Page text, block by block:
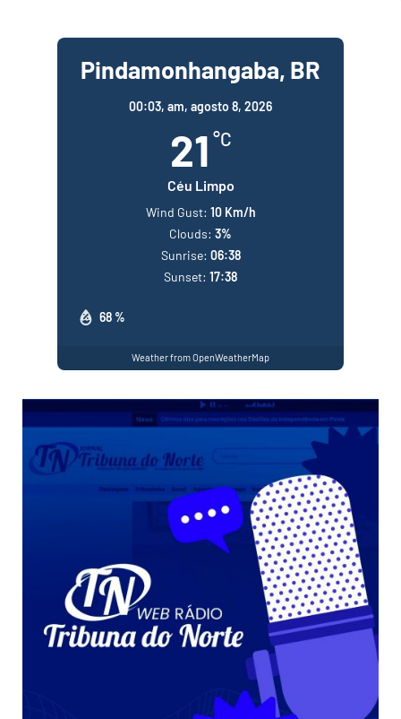
Pindamonhangaba, BR
00:03, am, agosto 8, 2026
21 °C
Céu Limpo
68 %
Wind Gust: 10 Km/h
Clouds: 3%
Sunrise: 06:38
Sunset: 17:38
Weather from OpenWeatherMap